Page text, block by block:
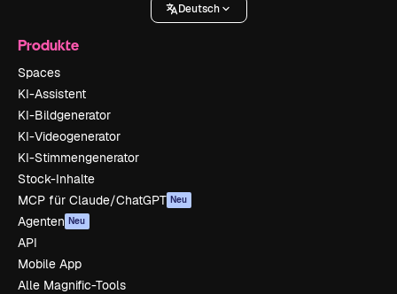
Deutsch
Produkte
Spaces
KI-Assistent
KI-Bildgenerator
KI-Videogenerator
KI-Stimmengenerator
Stock-Inhalte
MCP für Claude/ChatGPT Neu
Agenten Neu
API
Mobile App
Alle Magnific-Tools